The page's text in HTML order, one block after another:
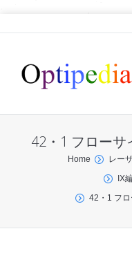
42・1 フローサ
You are here:
Home レー
IX
42・1 フ